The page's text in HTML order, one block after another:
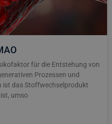
für die Entstehung von
Prozessen und
ist das Stoffwechselprodukt
umso